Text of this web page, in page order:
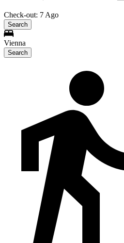
Check-out: 7 Ago
Search
Vienna
Search